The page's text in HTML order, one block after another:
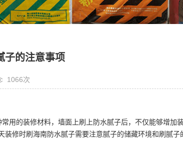
子的注意事项
1066次
的装修材料，墙面上刷上防水腻子后，不仅能够增加
装修时刷海南防水腻子需要注意腻子的储藏环境和刷腻子